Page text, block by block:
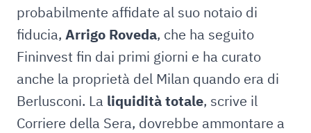
probabilmente affidate al suo notaio di
fiducia, Arrigo Roveda, che ha seguito
Fininvest fin dai primi giorni e ha curato
anche la proprietà del Milan quando era di
Berlusconi. La liquidità totale, scrive il
Corriere della Sera, dovrebbe ammontare a